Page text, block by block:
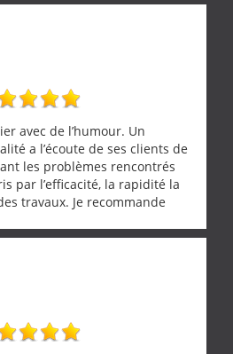
avec de l’humour. Un
a l’écoute de ses clients de
les problèmes rencontrés
par l’efficacité, la rapidité la
travaux. Je recommande